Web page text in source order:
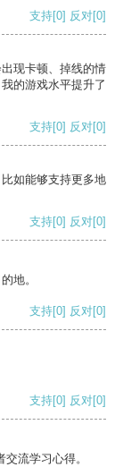
支持[0] 反对[0]
现卡顿、掉线的情
的游戏水平提升了
支持[0] 反对[0]
如能够支持更多地
支持[0] 反对[0]
地。
支持[0] 反对[0]
支持[0] 反对[0]
流学习心得。